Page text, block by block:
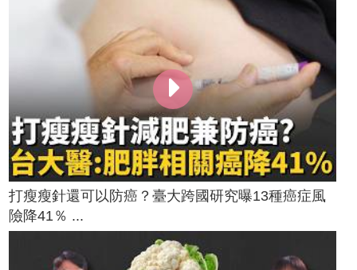
打瘦瘦針還可以防癌？臺大跨國研究曝13種癌症風
險降41％ ...